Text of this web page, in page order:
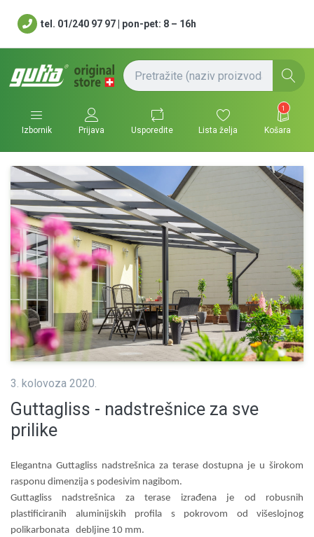
tel. 01/240 97 97 | pon-pet: 8 – 16h
Izbornik Prijava Usporedite Lista želja
1
Košara
3. kolovoza 2020.
Guttagliss - nadstrešnice za sve
prilike
Elegantna Guttagliss nadstrešnica za terase dostupna je u širokom
rasponu dimenzija s podesivim nagibom.
Guttagliss nadstrešnica za terase izrađena je od robusnih
plastificiranih aluminijskih profila s pokrovom od višeslojnog
polikarbonata debljine 10 mm.